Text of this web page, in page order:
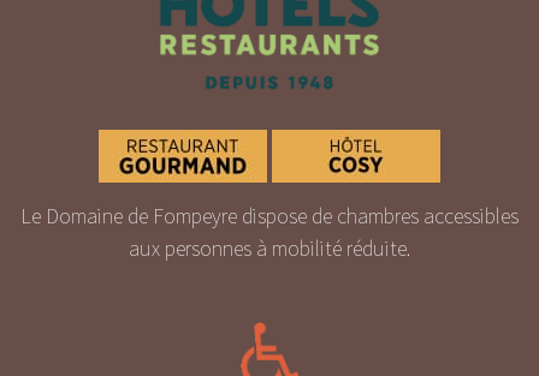
Le Domaine de Fompeyre dispose de chambres accessibles
aux personnes à mobilité réduite.